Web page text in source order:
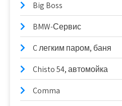
Big Boss
BMW-Сервис
C легким паром, баня
Chisto 54, автомойка
Comma